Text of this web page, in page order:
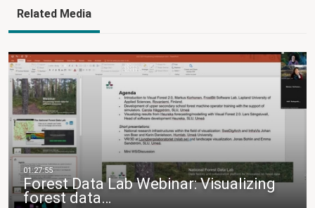
Related Media
Forest Data Lab Webinar: Visualizing
forest data…